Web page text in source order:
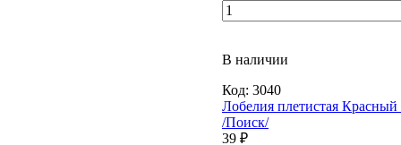
В наличии
Код: 3040
Лобелия плетистая
/Поиск/
39 ₽